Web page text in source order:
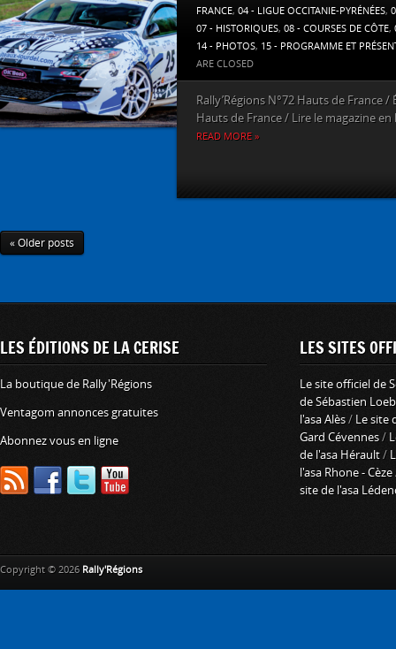
FRANCE, 04 - LIGUE OCCITANIE-PYRÉNÉES,
07 - HISTORIQUES, 08 - COURSES DE CÔTE,
14 - PHOTOS, 15 - PROGRAMME ET
ARE CLOSED
Rally’Régions N°72 Hauts de France /
Hauts de France / Lire le magazine en
READ MORE »
« Older posts
LES ÉDITIONS DE LA CERISE
La boutique de Rally'Régions
Ventagom annonces gratuites
Abonnez vous en ligne
LES SITES
Le site officiel de
de Sébastien Loeb
l'asa Alès/ Le site
Gard Cévennes/
de l'asa Hérault/
l'asa Rhone - Cèze
site de l'asa
Copyright © 2026 Rally'Régions